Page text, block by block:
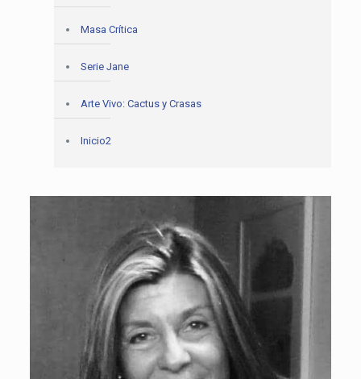
Masa Crítica
Serie Jane
Arte Vivo: Cactus y Crasas
Inicio2